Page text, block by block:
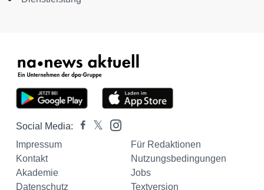
Social Media:
Impressum
Für Redaktionen
Kontakt
Nutzungsbedingungen
Akademie
Jobs
Datenschutz
Textversion